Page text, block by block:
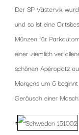
Der SP Västervik
und so ist eine
Münzen für
einer ziemlich
schönen Apéroplatz
Morgens um 6
Geräusch einer
↑